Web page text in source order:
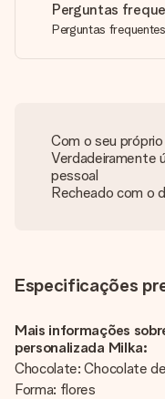
Perguntas
Perguntas frequentes
Com o seu
Verdadeiramente
pessoal
Recheado com o
Especificações
Mais informações
personalizada Milka:
Chocolate: Chocolate
Forma: flores